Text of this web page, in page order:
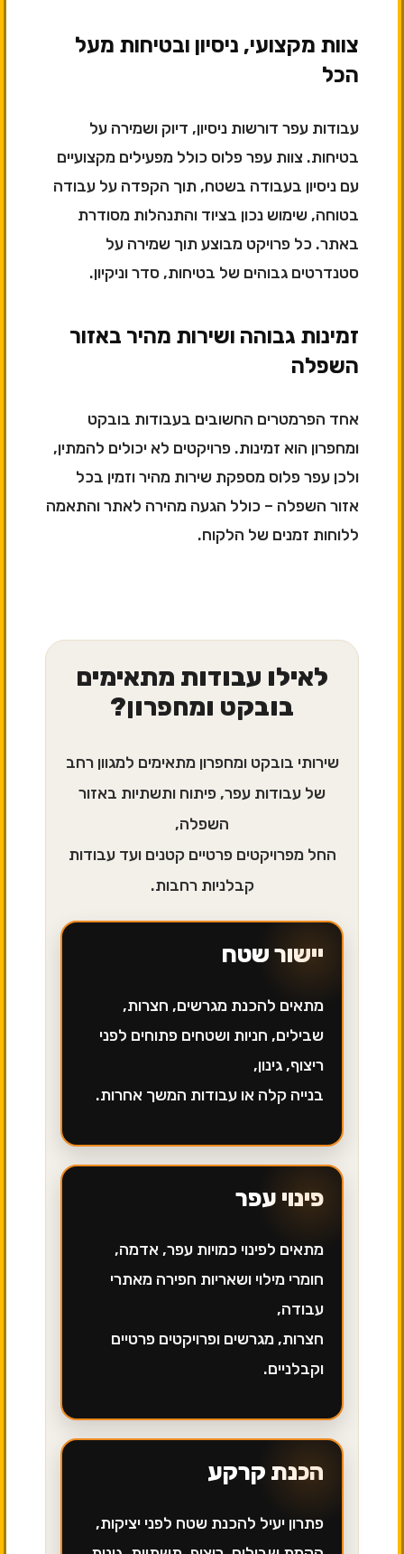
צוות מקצועי, ניסיון ובטיחות מעל
הכל
עבודות עפר דורשות ניסיון, דיוק ושמירה על
בטיחות. צוות עפר פלוס כולל מפעילים מקצועיים
עם ניסיון בעבודה בשטח, תוך הקפדה על עבודה
בטוחה, שימוש נכון בציוד והתנהלות מסודרת
באתר. כל פרויקט מבוצע תוך שמירה על
סטנדרטים גבוהים של בטיחות, סדר וניקיון.
זמינות גבוהה ושירות מהיר באזור
השפלה
אחד הפרמטרים החשובים בעבודות בובקט
ומחפרון הוא זמינות. פרויקטים לא יכולים להמתין,
ולכן עפר פלוס מספקת שירות מהיר וזמין בכל
אזור השפלה – כולל הגעה מהירה לאתר והתאמה
ללוחות זמנים של הלקוח.
לאילו עבודות מתאימים
בובקט ומחפרון?
שירותי בובקט ומחפרון מתאימים למגוון רחב
של עבודות עפר, פיתוח ותשתיות באזור
השפלה,
החל מפרויקטים פרטיים קטנים ועד עבודות
קבלניות רחבות.
יישור שטח
מתאים להכנת מגרשים, חצרות,
שבילים, חניות ושטחים פתוחים לפני
ריצוף, גינון,
בנייה קלה או עבודות המשך אחרות.
פינוי עפר
מתאים לפינוי כמויות עפר, אדמה,
חומרי מילוי ושאריות חפירה מאתרי
עבודה,
חצרות, מגרשים ופרויקטים פרטיים
וקבלניים.
הכנת קרקע
פתרון יעיל להכנת שטח לפני יציקות,